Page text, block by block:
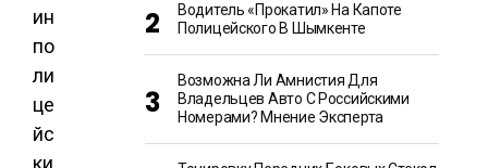
ин
по
ли
це
йс
ки
Водитель «прокатил» На Капоте
Полицейского В Шымкенте
Возможна Ли Амнистия Для
Владельцев Авто С Российскими
Номерами? Мнение Эксперта